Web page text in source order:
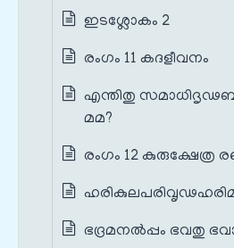
ഇടശ്ലോകം 2
രംഗം 11 കദളീവനം
എന്തിതു
മമ?
രംഗം 12 കുരുക്ഷേത്ര
ഭദ്രമനൽപ്പം ഭവതു